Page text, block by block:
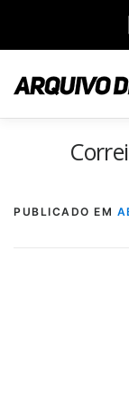
para
conteúdo
VERSÃO PDF E
PUBLICADO EM